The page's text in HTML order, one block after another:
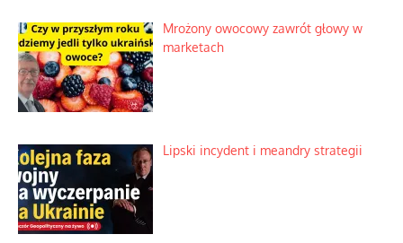
Mrożony owocowy zawrót głowy w
marketach
Lipski incydent i meandry strategii